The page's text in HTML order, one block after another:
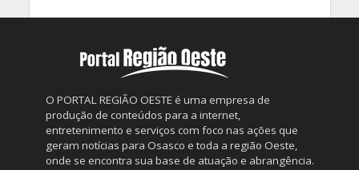
O PORTAL REGIÃO OESTE é uma empresa de
produção de conteúdos para a internet,
entretenimento e serviços com foco nas ações que
geram notícias para Osasco e toda a região Oeste,
onde se encontra sua base de atuação e abrangência.